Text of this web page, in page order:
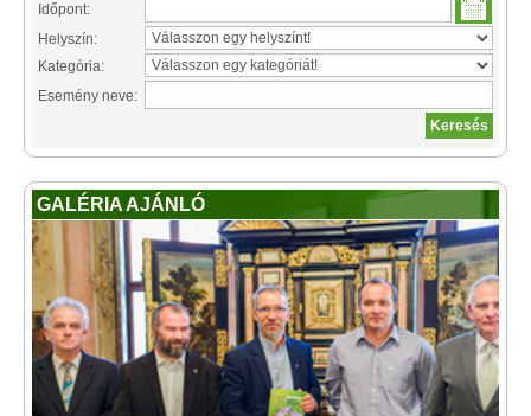
Időpont:
Helyszín:
Kategória:
Esemény neve:
GALÉRIA AJÁNLÓ